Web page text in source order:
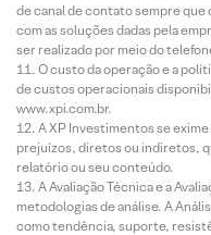
de canal de contato sempre
com as soluções dadas pela
ser realizado por meio do
O custo da operação e a
de custos operacionais
www.xpi.com.br.
A XP Investimentos se
prejuízos, diretos ou indiretos,
relatório ou seu conteúdo.
A Avaliação Técnica e a
metodologias de análise. A
como tendência, suporte,